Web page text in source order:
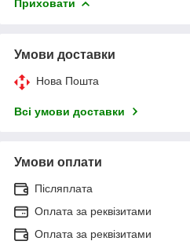
Приховати
Умови доставки
Нова Пошта
Всі умови доставки
Умови оплати
Післяплата
Оплата за реквізитами
Оплата за реквізитами